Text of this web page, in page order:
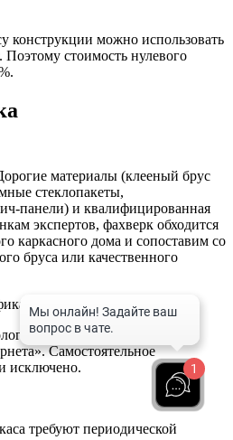
конструкции можно использовать
стоимость нулевого
материалы (клееный брус
стеклопакеты,
панели) и квалифицированная
экспертов, фахверк обходится
каркасного дома и сопоставим со
бруса или качественного
строителей
которую невозможно
Самостоятельное
исключено.
требуют периодической
1